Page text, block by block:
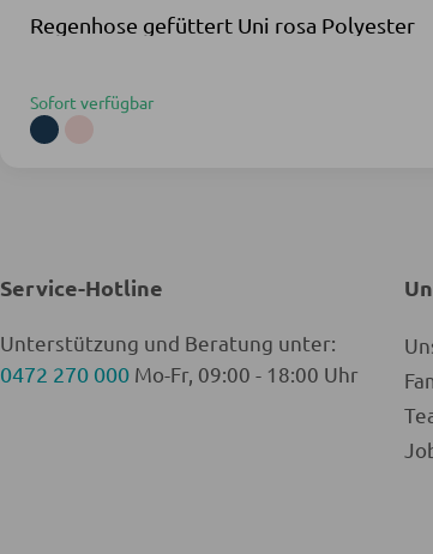
Regenhose gefüttert Uni rosa Polyester
Sofort verfügbar
Service-Hotline
Unterstützung und Beratung unter:
0472 270 000 Mo-Fr, 09:00 - 18:00 Uhr